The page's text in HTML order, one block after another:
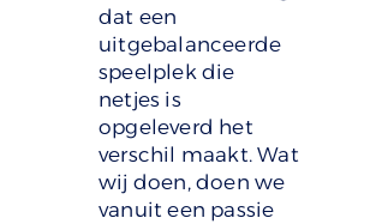
dat een
uitgebalanceerde
speelplek die
netjes is
opgeleverd het
verschil maakt. Wat
wij doen, doen we
vanuit een passie